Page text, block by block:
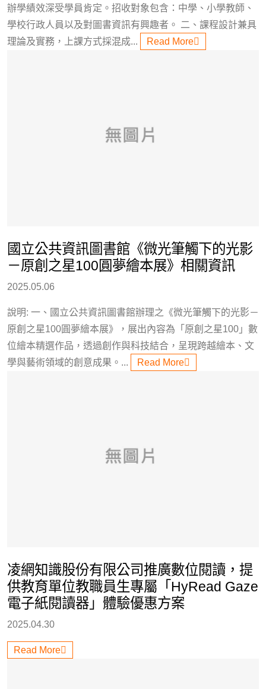
辦學績效深受學員肯定。招收對象包含：中學、小學教師、
學校行政人員以及對圖書資訊有興趣者。 二、課程設計兼具
理論及實務，上課方式採混成...
Read More
國立公共資訊圖書館《微光筆觸下的光影
－原創之星100圓夢繪本展》相關資訊
2025.05.06
說明: 一、國立公共資訊圖書館辦理之《微光筆觸下的光影－
原創之星100圓夢繪本展》，展出內容為「原創之星100」數
位繪本精選作品，透過創作與科技結合，呈現跨越繪本、文
學與藝術領域的創意成果。...
Read More
凌網知識股份有限公司推廣數位閱讀，提
供教育單位教職員生專屬「HyRead Gaze
電子紙閱讀器」體驗優惠方案
2025.04.30
Read More